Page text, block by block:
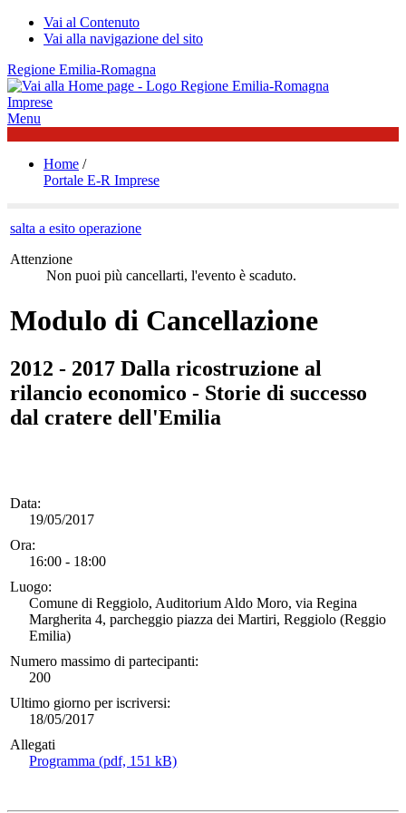
Vai al Contenuto
Vai alla navigazione del sito
Regione Emilia-Romagna
Imprese
Menu
Home /
Portale E-R Imprese
salta a esito operazione
Attenzione
Non puoi più cancellarti, l'evento è scaduto.
Modulo di Cancellazione
2012 - 2017 Dalla ricostruzione al
rilancio economico - Storie di successo
dal cratere dell'Emilia
Data:
19/05/2017
Ora:
16:00 - 18:00
Luogo:
Comune di Reggiolo, Auditorium Aldo Moro, via Regina
Margherita 4, parcheggio piazza dei Martiri, Reggiolo (Reggio
Emilia)
Numero massimo di partecipanti:
200
Ultimo giorno per iscriversi:
18/05/2017
Allegati
Programma (pdf, 151 kB)